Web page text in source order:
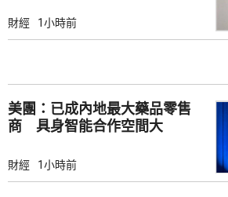
財經 1小時前
美團：已成內地最大藥品零售
商 具身智能合作空間大
財經 1小時前